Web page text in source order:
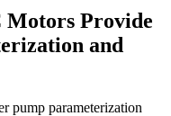
Provide
and
pump parameterization